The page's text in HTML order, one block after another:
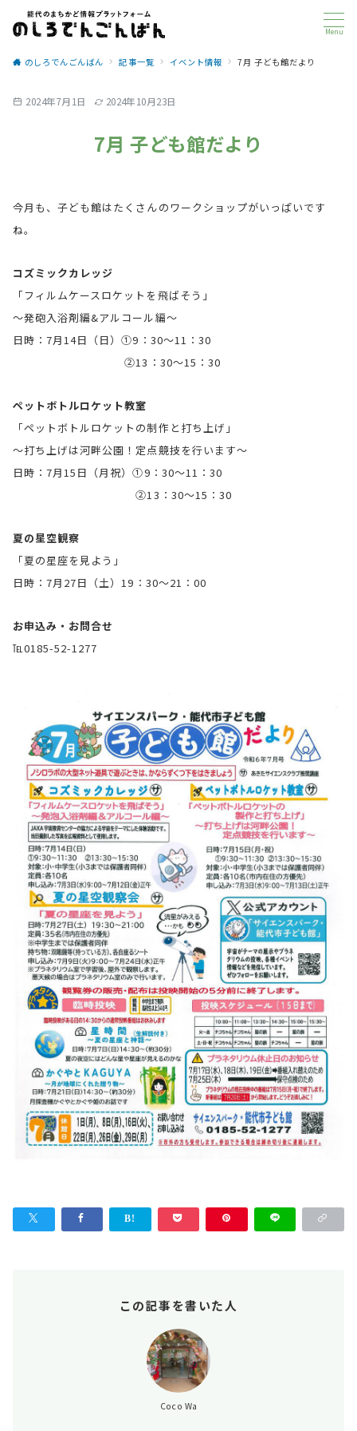
Menu
のしろでんごんばん 記事一覧 イベント情報 7月 子ども館だより
2024年7月1日 2024年10月23日
7月 子ども館だより
今月も、子ども館はたくさんのワークショップがいっぱいです
ね。
コズミックカレッジ
「フィルムケースロケットを飛ばそう」
～発砲入浴剤編&アルコール編～
日時：7月14日（日）①9：30～11：30
②13：30～15：30
ペットボトルロケット教室
「ペットボトルロケットの制作と打ち上げ」
～打ち上げは河畔公園！定点競技を行います～
日時：7月15日（月祝）①9：30～11：30
②13：30～15：30
夏の星空観察
「夏の星座を見よう」
日時：7月27日（土）19：30～21：00
お申込み・お問合せ
℡0185-52-1277
この記事を書いた人
Coco Wa